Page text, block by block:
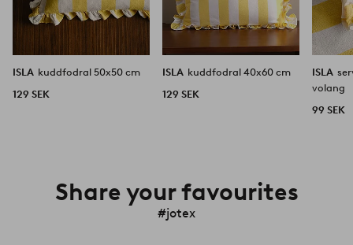
ISLA kuddfodral 50x50 cm
129 SEK
ISLA kuddfodral 40x60 cm
129 SEK
ISLA
volang
99 SEK
Share your favourites
#jotex